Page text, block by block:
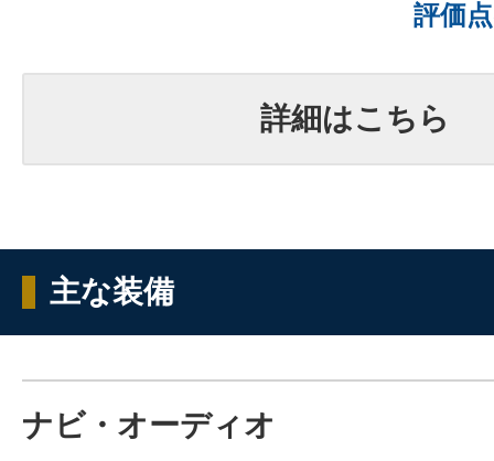
評価
詳細はこちら
主な装備
ナビ・オーディオ